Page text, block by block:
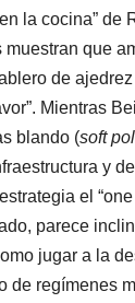
la cocina” de
muestran que
de
Mientras
blando (soft
y
el
parece
jugar a la
de regímenes